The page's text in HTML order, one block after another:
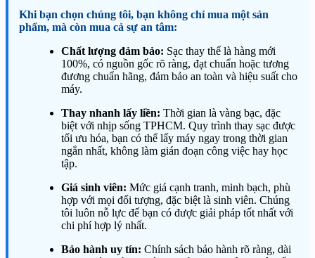
Khi bạn chọn chúng tôi, bạn không chỉ mua một sản
phẩm, mà còn mua cả sự an tâm:
Chất lượng đảm bảo: Sạc thay thế là hàng mới
100%, có nguồn gốc rõ ràng, đạt chuẩn hoặc tương
đương chuẩn hãng, đảm bảo an toàn và hiệu suất cho
máy.
Thay nhanh lấy liền: Thời gian là vàng bạc, đặc
biệt với nhịp sống TPHCM. Quy trình thay sạc được
tối ưu hóa, bạn có thể lấy máy ngay trong thời gian
ngắn nhất, không làm gián đoạn công việc hay học
tập.
Giá sinh viên: Mức giá cạnh tranh, minh bạch, phù
hợp với mọi đối tượng, đặc biệt là sinh viên. Chúng
tôi luôn nỗ lực để bạn có được giải pháp tốt nhất với
chi phí hợp lý nhất.
Bảo hành uy tín: Chính sách bảo hành rõ ràng, dài